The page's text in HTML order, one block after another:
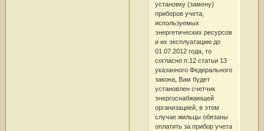
установку (замену)
приборов учета,
используемых
энергетических ресурсов
и их эксплуатацию до
01.07.2012 года, то
согласно п.12 статьи 13
указанного Федерального
закона, Вам будет
установлен счетчик
энергоснабжающей
организацией, в этом
случае жильцы обязаны
оплатить за прибор учета